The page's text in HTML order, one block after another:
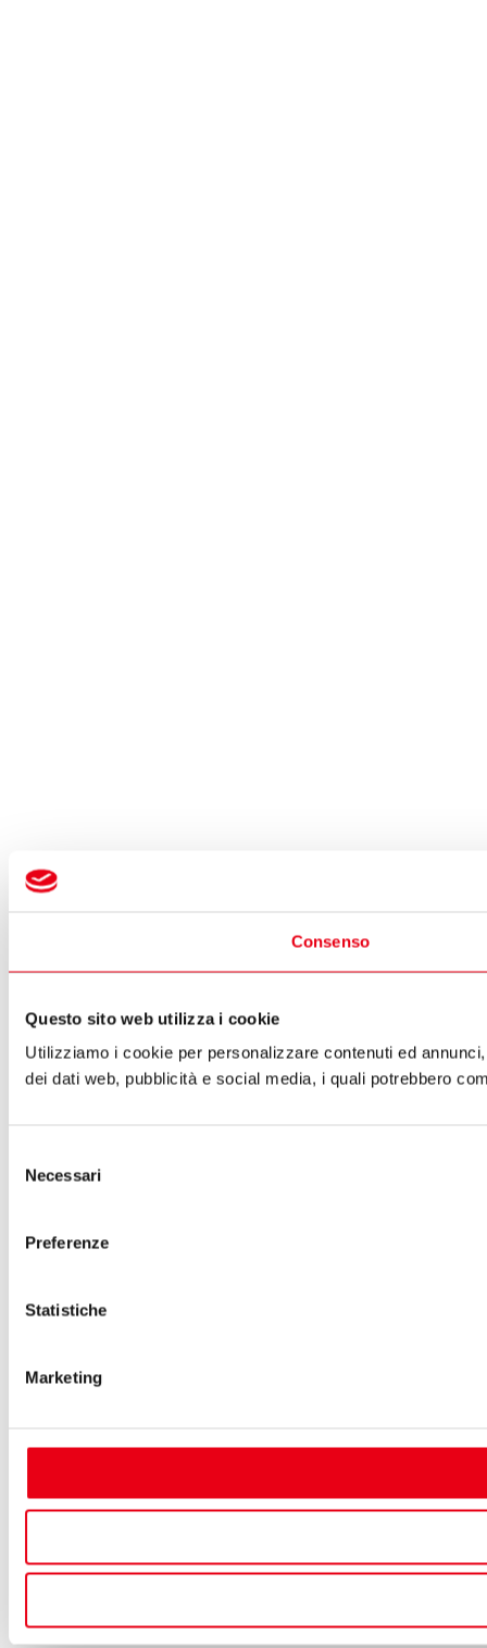
Consenso
Questo sito web utilizza i cookie
Utilizziamo i cookie per personalizzare contenuti ed
dei dati web, pubblicità e social media, i quali potrebbero
delNecessari
Preferenze
Statistiche
Marketing